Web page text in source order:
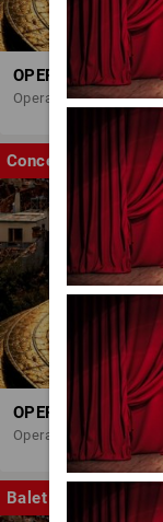
Opera Brasov
Concert
Opera Brasov
Balet